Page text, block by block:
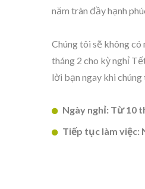
năm tràn đầy hạnh
Chúng tôi sẽ không
tháng 2 cho kỳ nghỉ
lời bạn ngay khi
Ngày nghỉ: Từ 10
Tiếp tục làm việc:
BuBu-